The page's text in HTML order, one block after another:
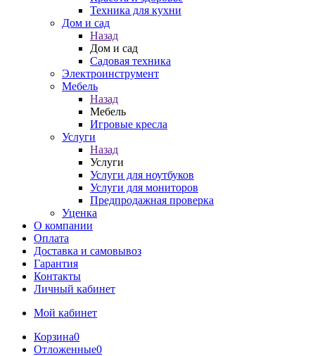
Техника для кухни
Дом и сад
Назад
Дом и сад
Садовая техника
Электроинструмент
Мебель
Назад
Мебель
Игровые кресла
Услуги
Назад
Услуги
Услуги для ноутбуков
Услуги для мониторов
Предпродажная проверка
Уценка
О компании
Оплата
Доставка и самовывоз
Гарантия
Контакты
Личный кабинет
Мой кабинет
Корзина0
Отложенные0